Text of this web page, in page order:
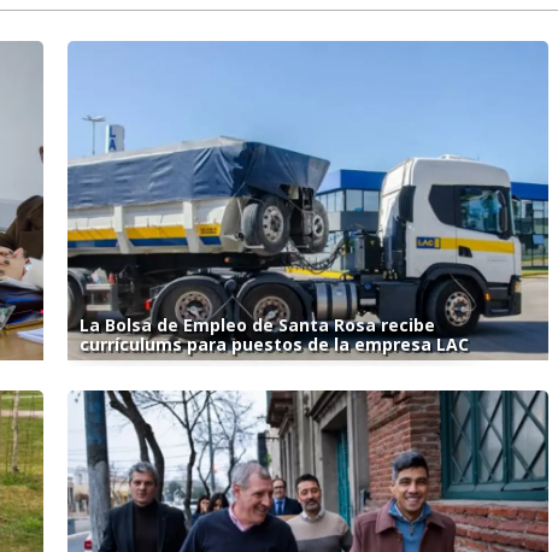
La Bolsa de Empleo de Santa Rosa recibe
currículums para puestos de la empresa LAC